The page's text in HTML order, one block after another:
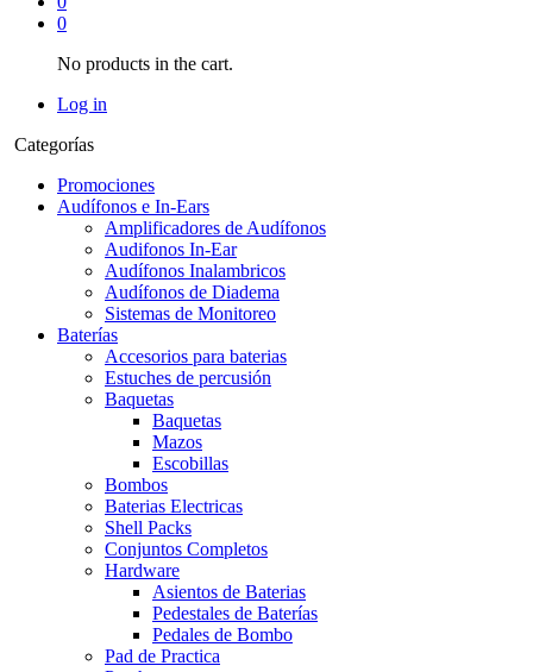
0
No products in the cart.
Log in
Categorías
Promociones
Audífonos e In-Ears
Amplificadores de Audífonos
Audifonos In-Ear
Audífonos Inalambricos
Audífonos de Diadema
Sistemas de Monitoreo
Baterías
Accesorios para baterias
Estuches de percusión
Baquetas
Baquetas
Mazos
Escobillas
Bombos
Baterias Electricas
Shell Packs
Conjuntos Completos
Hardware
Asientos de Baterias
Pedestales de Baterías
Pedales de Bombo
Pad de Practica